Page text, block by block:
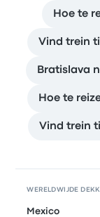
Hoe te
Vind trein
Bratislava
Hoe te
Vind trein
WERELDWIJDE
Mexico